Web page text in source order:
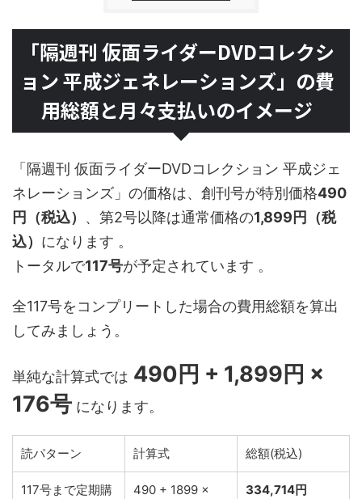
「隔週刊 仮面ライダーDVDコレクシ
ョン 平成ジェネレーションズ」の費
用総額と月々支払いのイメージ
「隔週刊 仮面ライダーDVDコレクション 平成ジェ
ネレーションズ」の価格は、創刊号が特別価格490
円（税込） 、第2号以降は通常価格の1,899円（税
込） になります 。
トータルで117号が予定されています 。
全117号をコンプリートした場合の費用総額を算出
してみましょう。
単純な計算式では 490円 + 1,899円 ×
176号 になります。
読パターン 計算式 総額(税込)
117号まで定期購
490 + 1899 ×
334,714円